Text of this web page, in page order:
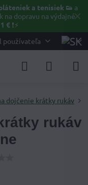
✕
a tenisiek 👟 a
na dopravu na výdajné
1 € ❗⚡️
používateľa
dojčenie krátky rukáv
rukáv